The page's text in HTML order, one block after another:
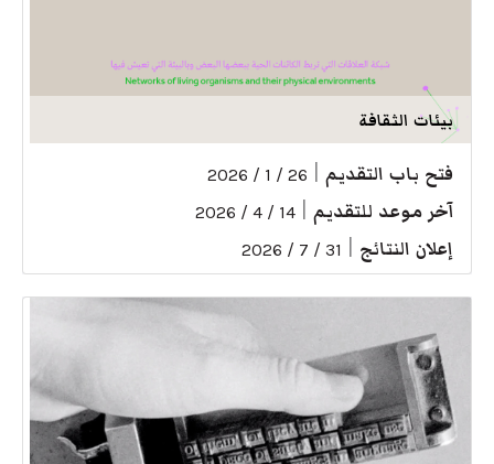
بيئات الثقافة
فتح باب التقديم 26 / 1 / 2026
آخر موعد للتقديم 14 / 4 / 2026
إعلان النتائج 31 / 7 / 2026